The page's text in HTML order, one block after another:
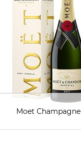
Moet Champagne